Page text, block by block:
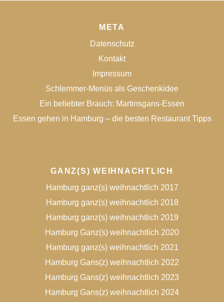
META
Datenschutz
Kontakt
Impressum
Schlemmer-Menüs als Geschenkidee
Ein beliebter Brauch: Martinsgans-Essen
Essen gehen in Hamburg – die besten Restaurant Tipps
GANZ(S) WEIHNACHTLICH
Hamburg ganz(s) weihnachtlich 2017
Hamburg ganz(s) weihnachtlich 2018
Hamburg ganz(s) weihnachtlich 2019
Hamburg Ganz(s) weihnachtlich 2020
Hamburg ganz(s) weihnachtlich 2021
Hamburg Gans(z) weihnachtlich 2022
Hamburg Gans(z) weihnachtlich 2023
Hamburg Gans(z) weihnachtlich 2024